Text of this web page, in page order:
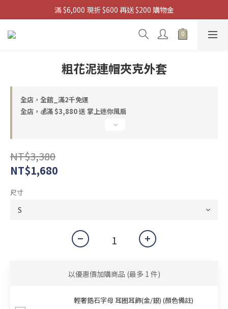
滿 $3880 送 掌上迷你風扇
滿 $6,000 現折 $600 再送 $200 購物金
滿 $9,880 送 浩肯包四輪購物袋
粗花泥連帽夾克外套
全店，全館_滿2千免運
全店，💰滿 $3,880 送 掌上迷你風扇
NT$3,380
NT$1,680
尺寸
以優惠價加購商品 (最多 1 件)
輕奢鋯石字母 耳圈耳飾(金/銀) (顏色備註)